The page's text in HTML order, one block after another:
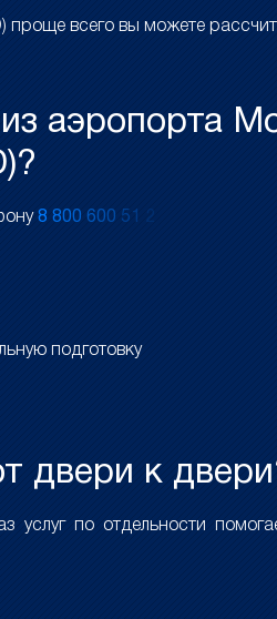
проще всего вы можете
аэропорта
8 800 600 5 1
2
подготовку
двери к
по отдельности